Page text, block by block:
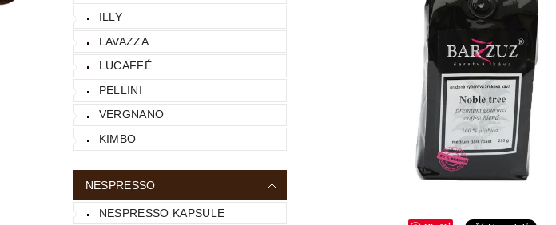
ILLY
LAVAZZA
LUCAFFÉ
PELLINI
VERGNANO
KIMBO
NESPRESSO
NESPRESSO KAPSULE